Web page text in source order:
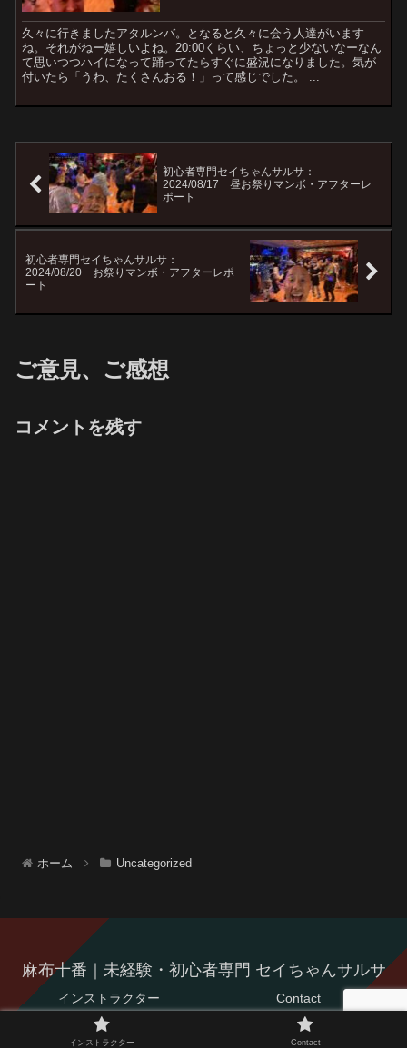
久々に行きましたアタルンバ。となると久々に会う人達がいます
ね。それがねー嬉しいよね。20:00くらい、ちょっと少ないなーなん
て思いつつハイになって踊ってたらすぐに盛況になりました。気が
付いたら「うわ、たくさんおる！」って感じでした。 ...
初心者専門セイちゃんサルサ：
2024/08/17 昼お祭りマンボ・アフターレ
ポート
初心者専門セイちゃんサルサ：
2024/08/20 お祭りマンボ・アフターレポ
ート
ご意見、ご感想
コメントを残す
ホーム Uncategorized
麻布十番｜未経験・初心者専門 セイちゃんサルサ
インストラクター Contact
© 2021 麻布十番｜未経験・初心者専門 セイちゃんサルサ.
インストラクター Contact